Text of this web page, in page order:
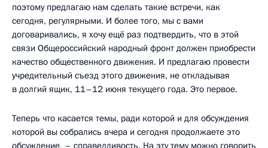
поэтому предлагаю нам сделать такие встречи, как
сегодня, регулярными. И более того, мы с вами
договаривались, я хочу ещё раз подтвердить, что в этой
связи Общероссийский народный фронт должен приобрести
качество общественного движения. И предлагаю провести
учредительный съезд этого движения, не откладывая
в долгий ящик, 11–12 июня текущего года. Это первое.
Теперь что касается темы, ради которой и для обсуждения
которой вы собрались вчера и сегодня продолжаете это
обсуждение, – справедливость. На эту тему можно говорить